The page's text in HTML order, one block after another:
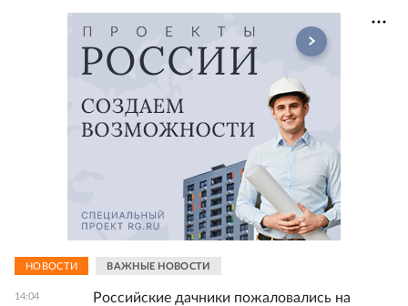
НОВОСТИ ВАЖНЫЕ НОВОСТИ
14:04
Российские дачники пожаловались на